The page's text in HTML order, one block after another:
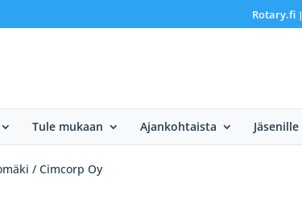
Rotary.fi|
Tule mukaan Ajankohtaista Jäsenille
/ Cimcorp Oy